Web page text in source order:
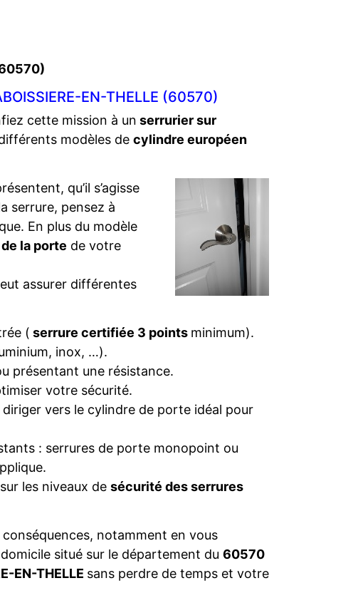
EN-THELLE (60570)
cette mission à un serrurier sur
modèles de cylindre européen
qu’il s’agisse
serrure, pensez à
En plus du modèle
la porte de votre
assurer différentes
( serrure certifiée 3 points minimum).
inox, …).
présentant une résistance.
votre sécurité.
vers le cylindre de porte idéal pour
: serrures de porte monopoint ou
les niveaux de sécurité des serrures
notamment en vous
situé sur le département du 60570
EN-THELLE sans perdre de temps et votre